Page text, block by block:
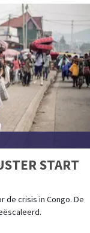
START
de crisis in Congo. De